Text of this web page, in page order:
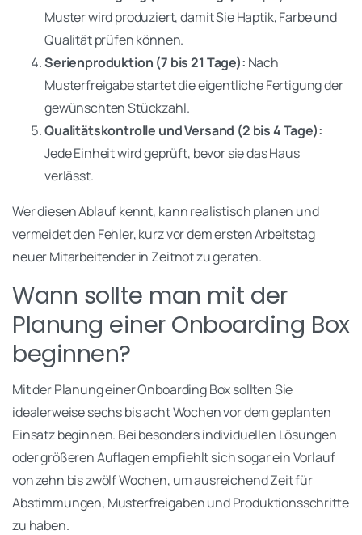
Muster wird produziert, damit Sie Haptik, Farbe und
Qualität prüfen können.
Serienproduktion (7 bis 21 Tage): Nach
Musterfreigabe startet die eigentliche Fertigung der
gewünschten Stückzahl.
Qualitätskontrolle und Versand (2 bis 4 Tage):
Jede Einheit wird geprüft, bevor sie das Haus
verlässt.
Wer diesen Ablauf kennt, kann realistisch planen und
vermeidet den Fehler, kurz vor dem ersten Arbeitstag
neuer Mitarbeitender in Zeitnot zu geraten.
Wann sollte man mit der
Planung einer Onboarding Box
beginnen?
Mit der Planung einer Onboarding Box sollten Sie
idealerweise sechs bis acht Wochen vor dem geplanten
Einsatz beginnen. Bei besonders individuellen Lösungen
oder größeren Auflagen empfiehlt sich sogar ein Vorlauf
von zehn bis zwölf Wochen, um ausreichend Zeit für
Abstimmungen, Musterfreigaben und Produktionsschritte
zu haben.